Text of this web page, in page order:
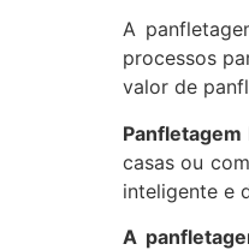
A
processos
valor de
Panfletagem
casas ou
inteligente e
A